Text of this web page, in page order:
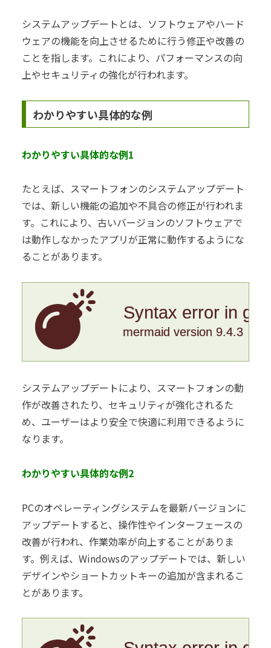
システムアップデートとは、ソフトウェアやハード
ウェアの機能を向上させるために行う修正や改善の
ことを指します。これにより、パフォーマンスの向
上やセキュリティの強化が行われます。
わかりやすい具体的な例
わかりやすい具体的な例1
たとえば、スマートフォンのシステムアップデート
では、新しい機能の追加や不具合の修正が行われま
す。これにより、古いバージョンのソフトウェアで
は動作しなかったアプリが正常に動作するようにな
ることがあります。
Syntax error in
mermaid version 9.4.3
システムアップデートにより、スマートフォンの動
作が改善されたり、セキュリティが強化されるた
め、ユーザーはより安全で快適に利用できるように
なります。
わかりやすい具体的な例2
PCのオペレーティングシステムを最新バージョンに
アップデートすると、操作性やインターフェースの
改善が行われ、作業効率が向上することがありま
す。例えば、Windowsのアップデートでは、新しい
デザインやショートカットキーの追加が含まれるこ
とがあります。